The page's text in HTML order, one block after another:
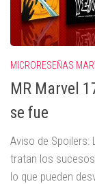
MICRORESEÑAS
MR Marvel
se fue
Aviso de Spoilers:
tratan los
lo que pueden